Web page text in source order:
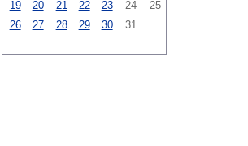
19
20 21 22 23 24
25
26
27 28 29 30 31